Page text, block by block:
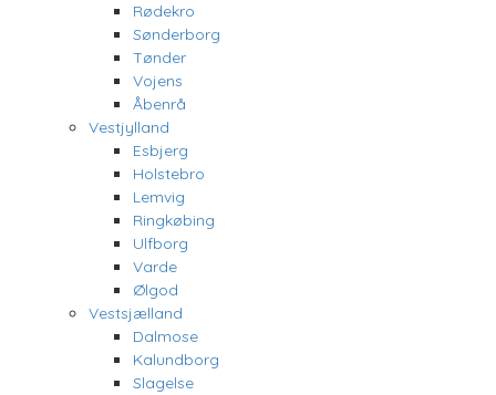
Rødekro
Sønderborg
Tønder
Vojens
Åbenrå
Vestjylland
Esbjerg
Holstebro
Lemvig
Ringkøbing
Ulfborg
Varde
Ølgod
Vestsjælland
Dalmose
Kalundborg
Slagelse